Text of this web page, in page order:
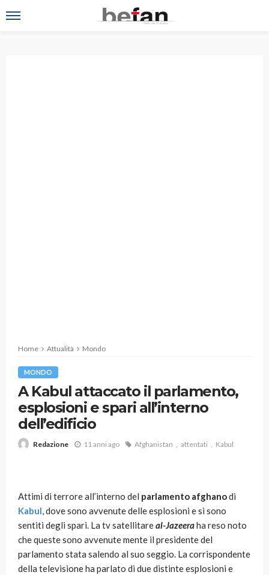
Home Attualità Mondo
MONDO
A Kabul attaccato il parlamento,
esplosioni e spari all’interno
dell’edificio
Redazione 11 anni ago Afghanistan attentati Kabul
Attimi di terrore all’interno del parlamento afghanodi
Kabul, dove sono avvenute delle esplosioni e si sono
sentiti degli spari. La tv satellitareal-Jazeeraha reso noto
che queste sono avvenute mente il presidente del
parlamento stata salendo al suo seggio. La corrispondente
della televisione ha parlato di due distinte esplosioni e